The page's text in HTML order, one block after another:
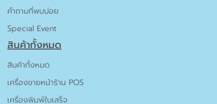
คำถามที่พบบ่อย
Special Event
สินค้าทั้งหมด
สินค้าทั้งหมด
เครื่องขายหน้าร้าน POS
เครื่องพิมพ์ใบเสร็จ